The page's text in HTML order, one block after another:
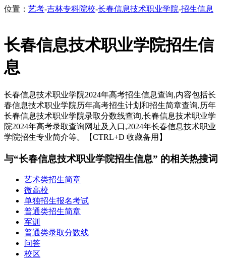
位置： 艺考-吉林专科院校-长春信息技术职业学院-招生信息
长春信息技术职业学院招生信
息
长春信息技术职业学院2024年高考招生信息查询,内容包括长
春信息技术职业学院历年高考招生计划和招生简章查询,历年
长春信息技术职业学院录取分数线查询,长春信息技术职业学
院2024年高考录取查询网址及入口,2024年长春信息技术职业
学院招生专业简介等。【CTRL+D 收藏备用】
与“长春信息技术职业学院招生信息” 的相关热搜词
艺术类招生简章
微高校
单独招生报名考试
普通类招生简章
军训
普通类录取分数线
问答
校区